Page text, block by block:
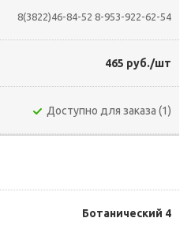
8(3822)46-84-52 8-953-922-62-54
465 руб./шт
Доступно для заказа (1)
Ботанический 4